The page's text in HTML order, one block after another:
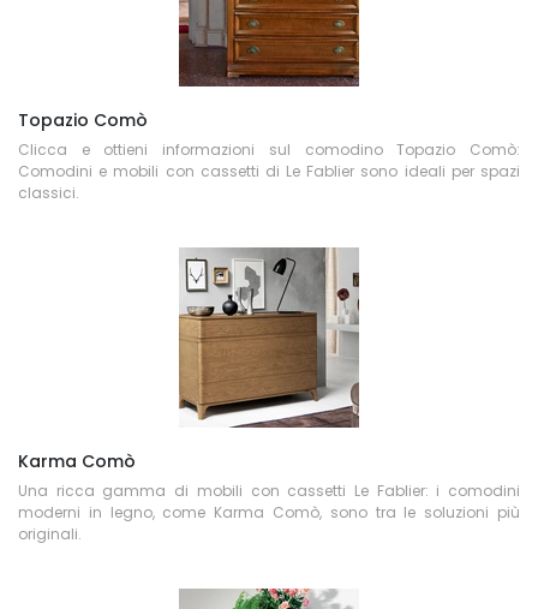
Topazio Comò
Clicca e ottieni informazioni sul comodino Topazio Comò:
Comodini e mobili con cassetti di Le Fablier sono ideali per spazi
classici.
Karma Comò
Una ricca gamma di mobili con cassetti Le Fablier: i comodini
moderni in legno, come Karma Comò, sono tra le soluzioni più
originali.